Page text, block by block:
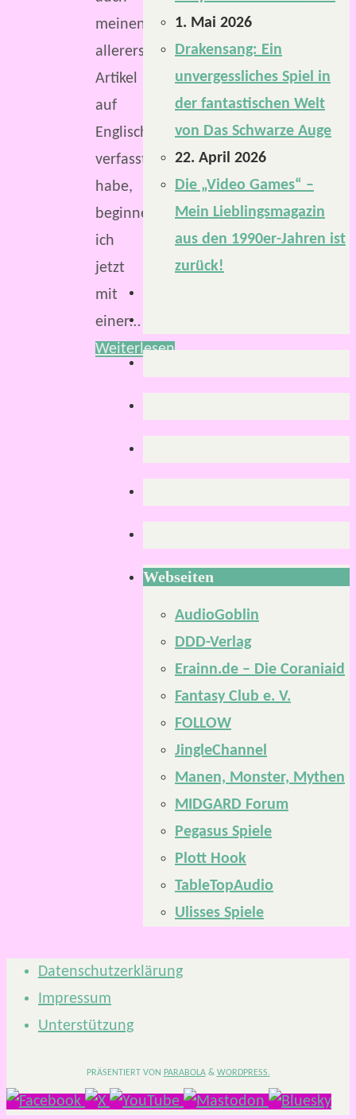
meinen
allerersten
Artikel
auf
Englisch
verfasst
habe,
beginne
ich
jetzt
mit
einer…
Weiterlesen
1. Mai 2026
Drakensang: Ein
unvergessliches Spiel in
der fantastischen Welt
von Das Schwarze Auge
22. April 2026
Die „Video Games“ –
Mein Lieblingsmagazin
aus den 1990er-Jahren ist
zurück!
Webseiten
AudioGoblin
DDD-Verlag
Erainn.de – Die Coraniaid
Fantasy Club e. V.
FOLLOW
JingleChannel
Manen, Monster, Mythen
MIDGARD Forum
Pegasus Spiele
Plott Hook
TableTopAudio
Ulisses Spiele
Datenschutzerklärung
Impressum
Unterstützung
PRÄSENTIERT VON PARABOLA& WORDPRESS.